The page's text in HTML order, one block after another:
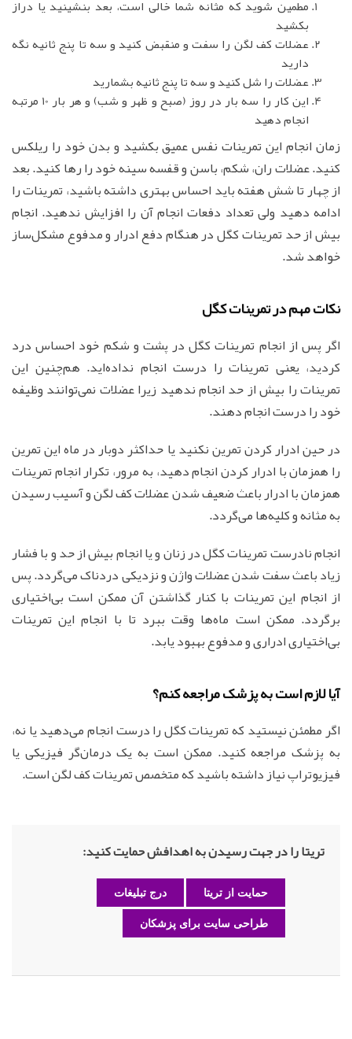
مطمین شوید که مثانه شما خالی است، بعد بنشینید یا دراز
بکشید
عضلات کف لگن را سفت و منقبض کنید و سه تا پنج ثانیه نگه
دارید
عضلات را شل کنید و سه تا پنج ثانیه بشمارید
این کار را سه بار در روز (صبح و ظهر و شب) و هر بار 10 مرتبه
انجام دهید
زمان انجام این تمرینات نفس عمیق بکشید و بدن خود را ریلکس
کنید. عضلات ران، شکم، باسن و قفسه سینه خود را رها کنید. بعد
از چهار تا شش هفته باید احساس بهتری داشته باشید، تمرینات را
ادامه دهید ولی تعداد دفعات انجام آن را افزایش ندهید. انجام
بیش از حد تمرینات کگل در هنگام دفع ادرار و مدفوع مشکل‌ساز
خواهد شد.
نکات مهم در تمرینات کگل
اگر پس از انجام تمرینات کگل در پشت و شکم خود احساس درد
کردید، یعنی تمرینات را درست انجام نداده‌اید. هم‌چنین این
تمرینات را بیش از حد انجام ندهید زیرا عضلات نمی‌توانند وظیفه
خود را درست انجام دهند.
در حین ادرار کردن تمرین نکنید یا حداکثر دوبار در ماه این تمرین
را همزمان با ادرار کردن انجام دهید، به مرور، تکرار انجام تمرینات
همزمان با ادرار باعث ضعیف شدن عضلات کف لگن و آسیب رسیدن
به مثانه و کلیه‌ها می‌گردد.
انجام نادرست تمرینات کگل در زنان و یا انجام بیش از حد و با فشار
زیاد باعث سفت شدن عضلات واژن و نزدیکی دردناک می‌گردد. پس
از انجام این تمرینات با کنار گذاشتن آن ممکن است بی‌اختیاری
برگردد. ممکن است ماه‌ها وقت ببرد تا با انجام این تمرینات
بی‌اختیاری ادراری و مدفوع بهبود یابد.
آیا لازم است به پزشک مراجعه کنم؟
اگر مطمئن نیستید که تمرینات کگل را درست انجام می‌دهید یا نه،
به پزشک مراجعه کنید. ممکن است به یک درمان‌گر فیزیکی یا
فیزیوتراپ نیاز داشته باشید که متخصص تمرینات کف لگن است.
تریتا را در جهت رسیدن به اهدافش حمایت کنید:
حمایت از تریتا درج تبلیغات
طراحی سایت برای پزشکان